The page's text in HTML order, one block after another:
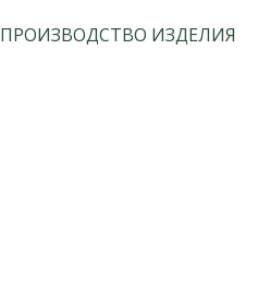
ПРОИЗВОДСТВО ИЗДЕЛИЯ